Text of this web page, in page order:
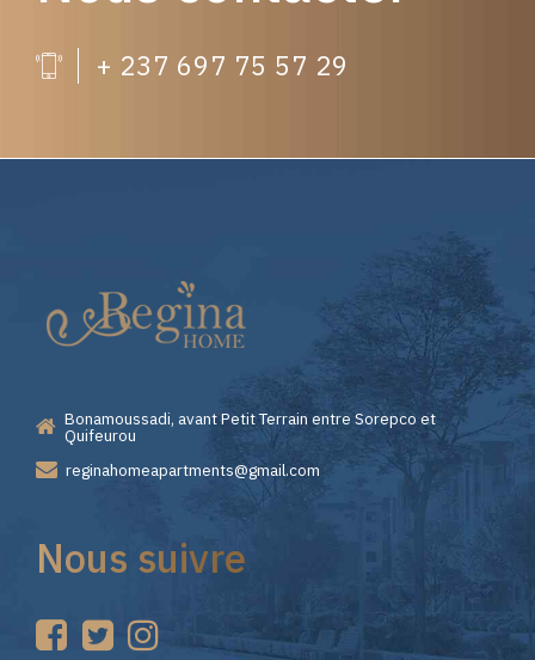
+ 237 697 75 57 29
Casino
—
Premiers
Pas
sur
Bonamoussadi, avant Petit Terrain entre Sorepco et
Quifeurou
reginahomeapartments@gmail.com
Nous suivre